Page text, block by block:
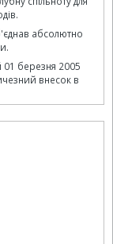
абсолютно
березня 2005
внесок в